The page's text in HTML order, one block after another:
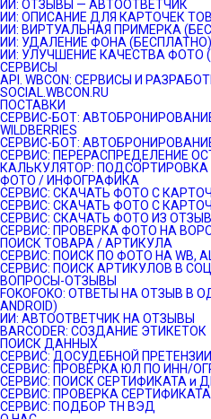
ИИ: ОТЗЫВЫ — АВТООТВЕТЧИК
ИИ: ОПИСАНИЕ ДЛЯ КАРТОЧЕК
ИИ: ВИРТУАЛЬНАЯ ПРИМЕРКА
ИИ: УДАЛЕНИЕ ФОНА (БЕСПЛАТНО)
ИИ: УЛУЧШЕНИЕ КАЧЕСТВА ФОТО
СЕРВИСЫ
API. WBCON: СЕРВИСЫ И
SOCIAL.WBCON.RU
ПОСТАВКИ
CЕРВИС-БОТ:
WILDBERRIES
СЕРВИС-БОТ:
СЕРВИС: ПЕРЕРАСПРЕДЕЛЕНИЕ
КАЛЬКУЛЯТОР:
ФОТО / ИНФОГРАФИКА
СЕРВИС: СКАЧАТЬ ФОТО С
СЕРВИС: СКАЧАТЬ ФОТО С
СЕРВИС: СКАЧАТЬ ФОТО ИЗ
СЕРВИС: ПРОВЕРКА ФОТО НА
ПОИСК ТОВАРА / АРТИКУЛА
СЕРВИС: ПОИСК ПО ФОТО НА WB,
СЕРВИС: ПОИСК АРТИКУЛОВ В
ВОПРОСЫ-ОТЗЫВЫ
FOKOFOKO: ОТВЕТЫ НА ОТЗЫВ В
ANDROID)
ИИ: АВТООТВЕТЧИК НА ОТЗЫВЫ
BARCODER: СОЗДАНИЕ ЭТИКЕТОК
ПОИСК ДАННЫХ
СЕРВИС: ДОСУДЕБНОЙ
СЕРВИС: ПРОВЕРКА ЮЛ ПО ИНН/
СЕРВИС: ПОИСК СЕРТИФИКАТА и
СЕРВИС: ПРОВЕРКА
СЕРВИС: ПОДБОР ТН ВЭД